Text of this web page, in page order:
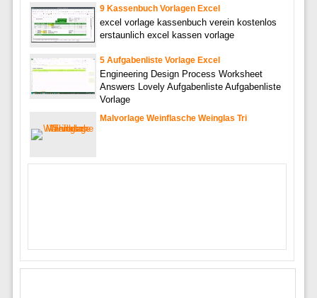
9 Kassenbuch Vorlagen Excel
excel vorlage kassenbuch verein kostenlos
erstaunlich excel kassen vorlage
5 Aufgabenliste Vorlage Excel
Engineering Design Process Worksheet
Answers Lovely Aufgabenliste Aufgabenliste
Vorlage
Malvorlage Weinflasche Weinglas Tri